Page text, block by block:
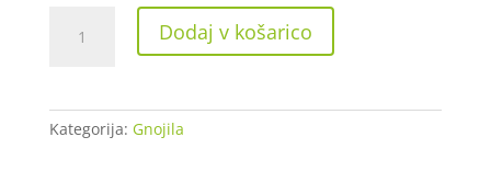
Boost
500
Dodaj v košarico
Kategorija: Gnojila